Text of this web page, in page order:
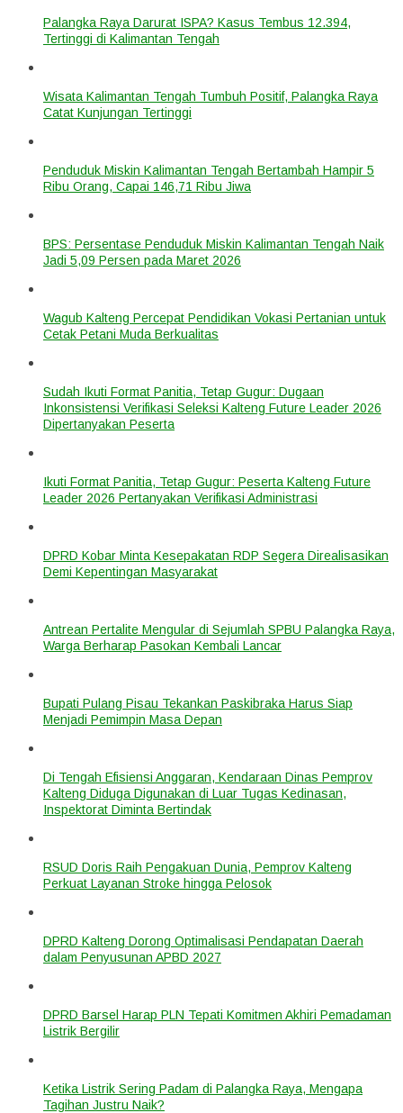
Palangka Raya Darurat ISPA? Kasus Tembus 12.394,
Tertinggi di Kalimantan Tengah
Wisata Kalimantan Tengah Tumbuh Positif, Palangka Raya
Catat Kunjungan Tertinggi
Penduduk Miskin Kalimantan Tengah Bertambah Hampir 5
Ribu Orang, Capai 146,71 Ribu Jiwa
BPS: Persentase Penduduk Miskin Kalimantan Tengah Naik
Jadi 5,09 Persen pada Maret 2026
Wagub Kalteng Percepat Pendidikan Vokasi Pertanian untuk
Cetak Petani Muda Berkualitas
Sudah Ikuti Format Panitia, Tetap Gugur: Dugaan
Inkonsistensi Verifikasi Seleksi Kalteng Future Leader 2026
Dipertanyakan Peserta
Ikuti Format Panitia, Tetap Gugur: Peserta Kalteng Future
Leader 2026 Pertanyakan Verifikasi Administrasi
DPRD Kobar Minta Kesepakatan RDP Segera Direalisasikan
Demi Kepentingan Masyarakat
Antrean Pertalite Mengular di Sejumlah SPBU Palangka Raya,
Warga Berharap Pasokan Kembali Lancar
Bupati Pulang Pisau Tekankan Paskibraka Harus Siap
Menjadi Pemimpin Masa Depan
Di Tengah Efisiensi Anggaran, Kendaraan Dinas Pemprov
Kalteng Diduga Digunakan di Luar Tugas Kedinasan,
Inspektorat Diminta Bertindak
RSUD Doris Raih Pengakuan Dunia, Pemprov Kalteng
Perkuat Layanan Stroke hingga Pelosok
DPRD Kalteng Dorong Optimalisasi Pendapatan Daerah
dalam Penyusunan APBD 2027
DPRD Barsel Harap PLN Tepati Komitmen Akhiri Pemadaman
Listrik Bergilir
Ketika Listrik Sering Padam di Palangka Raya, Mengapa
Tagihan Justru Naik?